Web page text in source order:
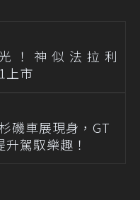
！神似法拉利
上市
磯車展現身，GT
駕馭樂趣！